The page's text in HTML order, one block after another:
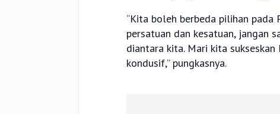
“Kita boleh berbeda pilihan
persatuan dan kesatuan, jangan
diantara kita. Mari kita
kondusif,” pungkasnya.